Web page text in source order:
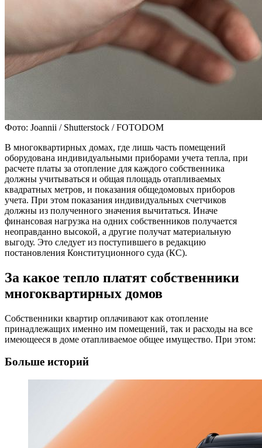
Фото: Joannii / Shutterstock / FOTODOM
В многоквартирных домах, где лишь часть помещений
оборудована индивидуальными приборами учета тепла, при
расчете платы за отопление для каждого собственника
должны учитываться и общая площадь отапливаемых
квадратных метров, и показания общедомовых приборов
учета. При этом показания индивидуальных счетчиков
должны из полученного значения вычитаться. Иначе
финансовая нагрузка на одних собственников получается
неоправданно высокой, а другие получат материальную
выгоду. Это следует из поступившего в редакцию
постановления Конституционного суда (КС).
За какое тепло платят собственники
многоквартирных домов
Собственники квартир оплачивают как отопление
принадлежащих именно им помещений, так и расходы на все
имеющееся в доме отапливаемое общее имущество. При этом:
Больше историй